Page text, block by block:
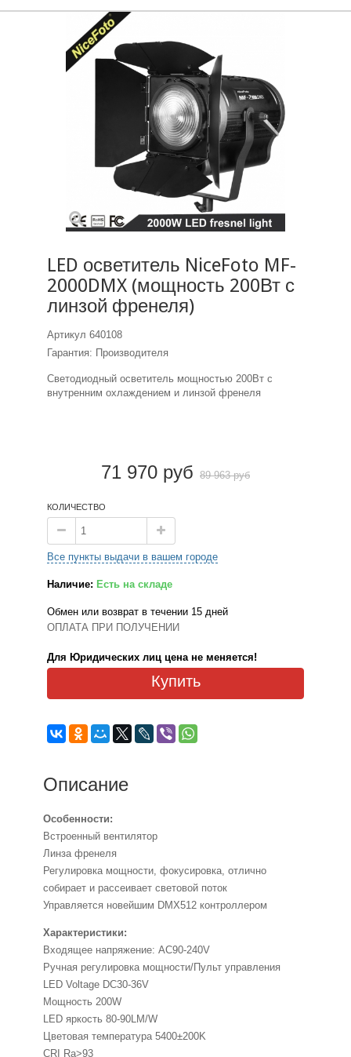
LED осветитель NiceFoto MF-
2000DMX (мощность 200Вт с
линзой френеля)
Артикул 640108
Гарантия: Производителя
Светодиодный осветитель мощностью 200Вт с
внутренним охлаждением и линзой френеля
71 970 руб 89 963 руб
КОЛИЧЕСТВО
Все пункты выдачи в вашем городе
Наличие: Есть на складе
Обмен или возврат в течении 15 дней
ОПЛАТА ПРИ ПОЛУЧЕНИИ
Для Юридических лиц цена не меняется!
Купить
Описание
Особенности:
Встроенный вентилятор
Линза френеля
Регулировка мощности, фокусировка, отлично
собирает и рассеивает световой поток
Управляется новейшим DMX512 контроллером
Характеристики:
Входящее напряжение: AC90-240V
Ручная регулировка мощности/Пульт управления
LED Voltage DC30-36V
Мощность 200W
LED яркость 80-90LM/W
Цветовая температура 5400±200K
CRI Ra>93